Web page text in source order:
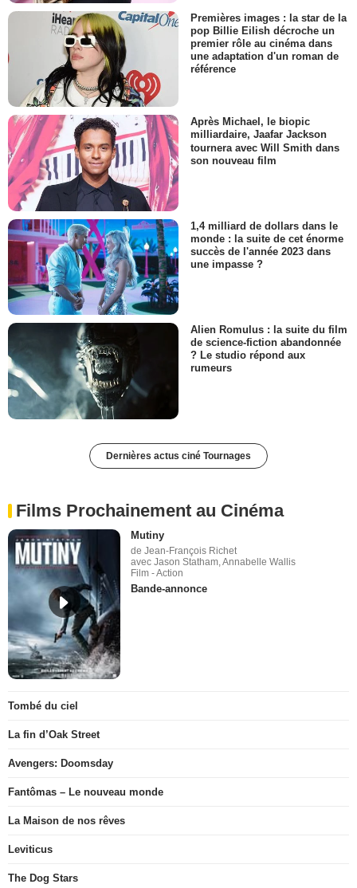
Premières images : la star de la
pop Billie Eilish décroche un
premier rôle au cinéma dans
une adaptation d'un roman de
référence
Après Michael, le biopic
milliardaire, Jaafar Jackson
tournera avec Will Smith dans
son nouveau film
1,4 milliard de dollars dans le
monde : la suite de cet énorme
succès de l'année 2023 dans
une impasse ?
Alien Romulus : la suite du film
de science-fiction abandonnée
? Le studio répond aux
rumeurs
Dernières actus ciné Tournages
Films Prochainement au Cinéma
Mutiny
de Jean-François Richet
avec Jason Statham, Annabelle Wallis
Film - Action
Bande-annonce
Tombé du ciel
La fin d’Oak Street
Avengers: Doomsday
Fantômas – Le nouveau monde
La Maison de nos rêves
Leviticus
The Dog Stars